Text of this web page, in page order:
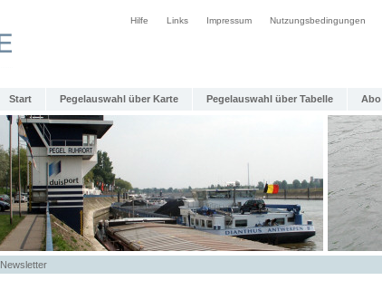
Hilfe Links Impressum Nutzungsbedingungen
Start Pegelauswahl über Karte Pegelauswahl über Tabelle Abo
Newsletter